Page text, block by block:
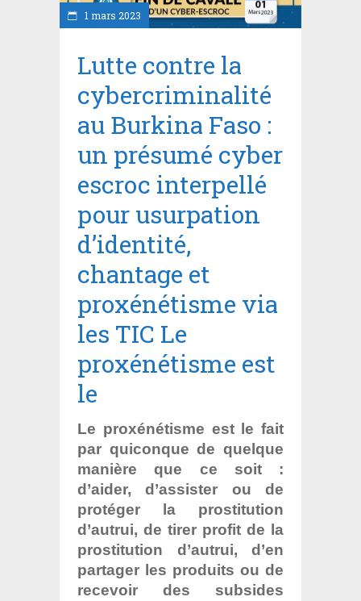
1 mars 2023
Lutte contre la
cybercriminalité
au Burkina Faso :
un présumé cyber
escroc interpellé
pour usurpation
d’identité,
chantage et
proxénétisme via
les TIC Le
proxénétisme est
le
Le proxénétisme est le fait
par quiconque de quelque
manière que ce soit :
d’aider, d’assister ou de
protéger la prostitution
d’autrui, de tirer profit de la
prostitution d’autrui, d’en
partager les produits ou de
recevoir des subsides